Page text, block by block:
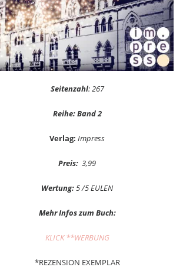
Seitenzahl: 267
Reihe: Band 2
Verlag: Impress
Preis: 3,99
Wertung:5 /5 EULEN
Mehr Infos zum Buch:
KLICK **WERBUNG
*REZENSION EXEMPLAR